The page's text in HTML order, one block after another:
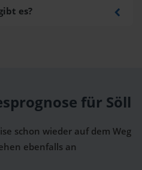
es?
für Söll
schon wieder auf dem Weg
ebenfalls an